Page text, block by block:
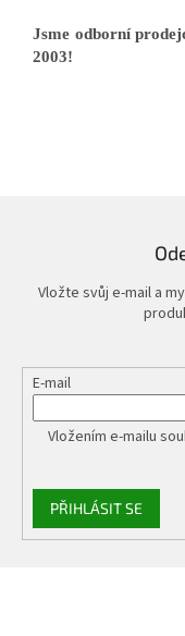
Jsme odborní
2003!
Vložte svůj e-mail a
E-mail
Vložením e-mailu
PŘIHLÁSIT SE